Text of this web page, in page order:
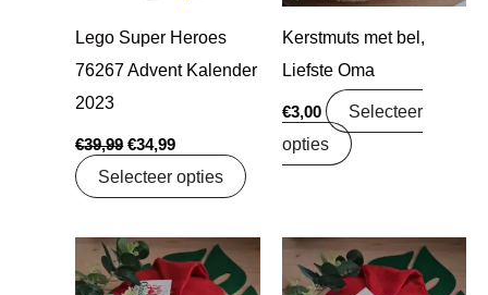
Lego Super Heroes
76267 Advent Kalender
2023
€39,99 €34,99
Selecteer opties
Kerstmuts met bel,
Liefste Oma
€3,00
Selecteer
opties